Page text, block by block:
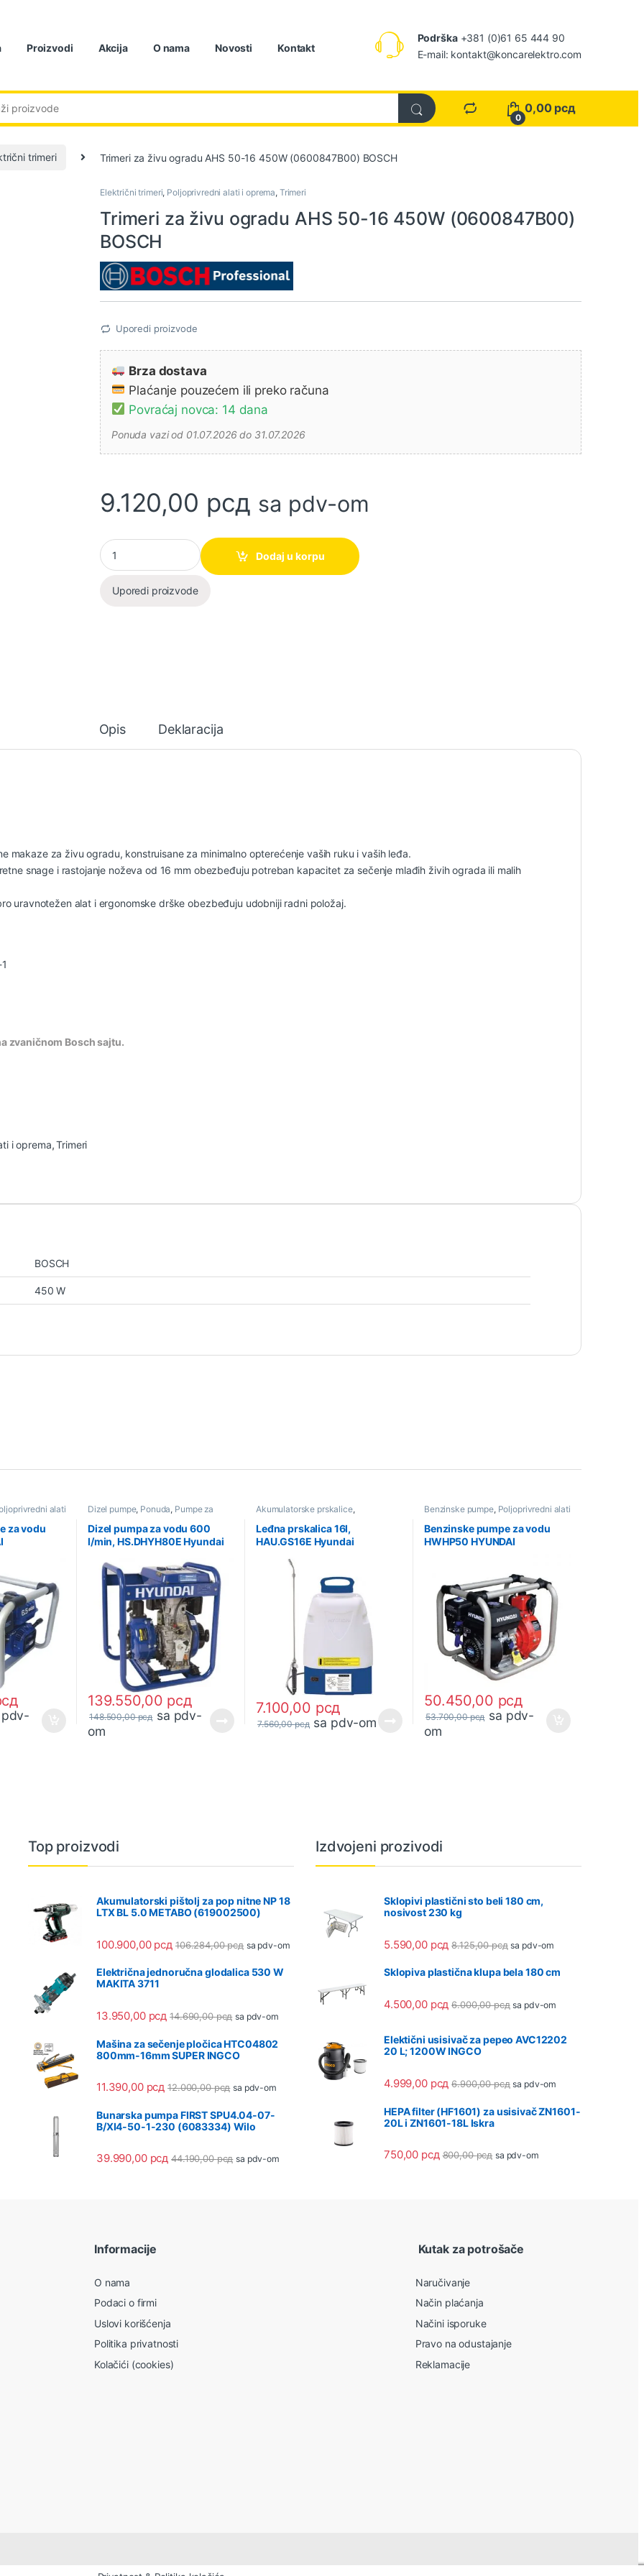
Proizvodi Akcija O nama Novosti Kontakt
Podrška+381 (0)61 65 444 90
E-mail: kontakt@koncarelektro.com
0
0,00 рсд
trimeri Trimeri za živu ogradu AHS 50-16 450W (0600847B00) BOSCH
Električni trimeri, Poljoprivredni alati i oprema, Trimeri
Trimeri za živu ogradu AHS 50-16 450W (0600847B00)
BOSCH
Uporedi proizvode
Brza dostava
Plaćanje pouzećem ili preko računa
Povraćaj novca: 14 dana
Ponuda vazi od 01.07.2026 do 31.07.2026
9.120,00 рсд sa pdv-om
Trimeri za živu ogradu AHS 50-16 450W (0600847B00) BOSCH količina
Dodaj u korpu
Uporedi proizvode
Opis Deklaracija
makaze za živu ogradu, konstruisane za minimalno opterećenje vaših ruku i vaših leđa.
snage i rastojanje noževa od 16 mm obezbeđuju potreban kapacitet za sečenje mlađih živih ograda ili malih
uravnotežen alat i ergonomske drške obezbeđuju udobniji radni položaj.
zvaničnom Bosch sajtu.
i oprema,Trimeri
BOSCH
450 W
alati
za vodu
za vodu
Dizel pumpe, Ponuda, Pumpe za
, Poljoprivredni alati i oprema
Dizel pumpa za vodu 600
l/min, HS.DHYH80E Hyundai
139.550,00 рсд
148.500,00рсд sa pdv-
om
Akumulatorske prskalice,
Poljoprivredni alati i oprema
Prskalice i atomizeri
Leđna prskalica 16l,
HAU.GS16E Hyundai
7.100,00 рсд
7.560,00рсд sa pdv-om
Benzinske pumpe, Poljoprivredni alati
Ponuda , Pumpe za vodu
Benzinske pumpe za vodu
HWHP50 HYUNDAI
50.450,00 рсд
53.700,00рсд sa pdv-
om
Top proizvodi
Akumulatorski pištolj za pop nitne NP 18
LTX BL 5.0 METABO (619002500)
100.900,00 рсд 106.284,00рсд sa pdv-om
Električna jednoručna glodalica 530 W
MAKITA 3711
13.950,00 рсд 14.690,00рсд sa pdv-om
Mašina za sečenje pločica HTC04802
800mm-16mm SUPER INGCO
11.390,00 рсд 12.000,00рсд sa pdv-om
Bunarska pumpa FIRST SPU4.04-07-
B/XI4-50-1-230 (6083334) Wilo
39.990,00 рсд 44.190,00рсд sa pdv-om
Izdvojeni prozivodi
Sklopivi plastični sto beli 180 cm,
nosivost 230 kg
5.590,00 рсд 8.125,00рсд sa pdv-om
Sklopiva plastična klupa bela 180 cm
4.500,00 рсд 6.000,00рсд sa pdv-om
Elektični usisivač za pepeo AVC12202
20 L; 1200W INGCO
4.999,00 рсд 6.900,00рсд sa pdv-om
HEPA filter (HF1601) za usisivač ZN1601-
20L i ZN1601-18L Iskra
750,00 рсд 800,00рсд sa pdv-om
Informacije
O nama
Podaci o firmi
Uslovi korišćenja
Politika privatnosti
Kolačići (cookies)
Kutak za potrošače
Naručivanje
Način plaćanja
Načini isporuke
Pravo na odustajanje
Reklamacije